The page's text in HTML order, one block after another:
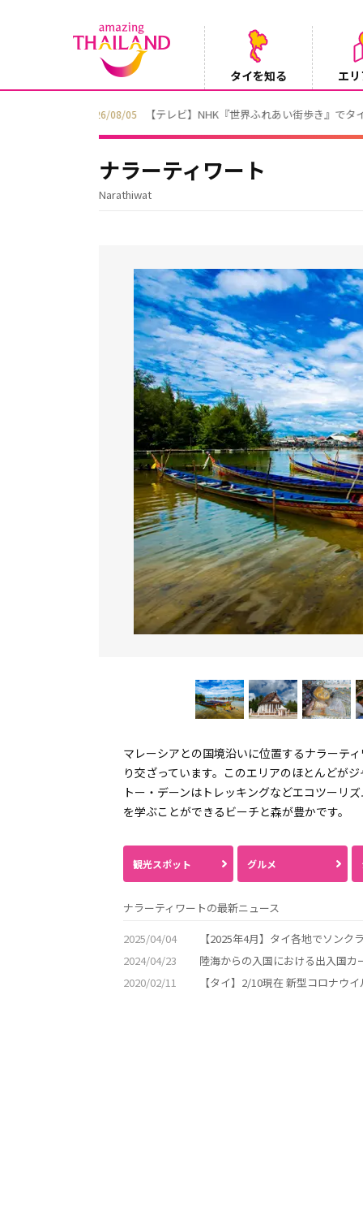
タイを知る エ
2026/08/04 Instagramでタイパンツを当てようキャン
ナラーティワート
Narathiwat
マレーシアとの国境沿いに位置するナラーテ
り交ざっています。このエリアのほとんどが
トー・デーンはトレッキングなどエコツーリ
を学ぶことができるビーチと森が豊かです。
観光スポット グルメ
ナラーティワートの最新ニュース
2025/04/04
【2025年4月】タイ各地でソンク
2024/04/23
陸海からの入国における出入国カ
2020/02/11
【タイ】2/10現在 新型コロナウ